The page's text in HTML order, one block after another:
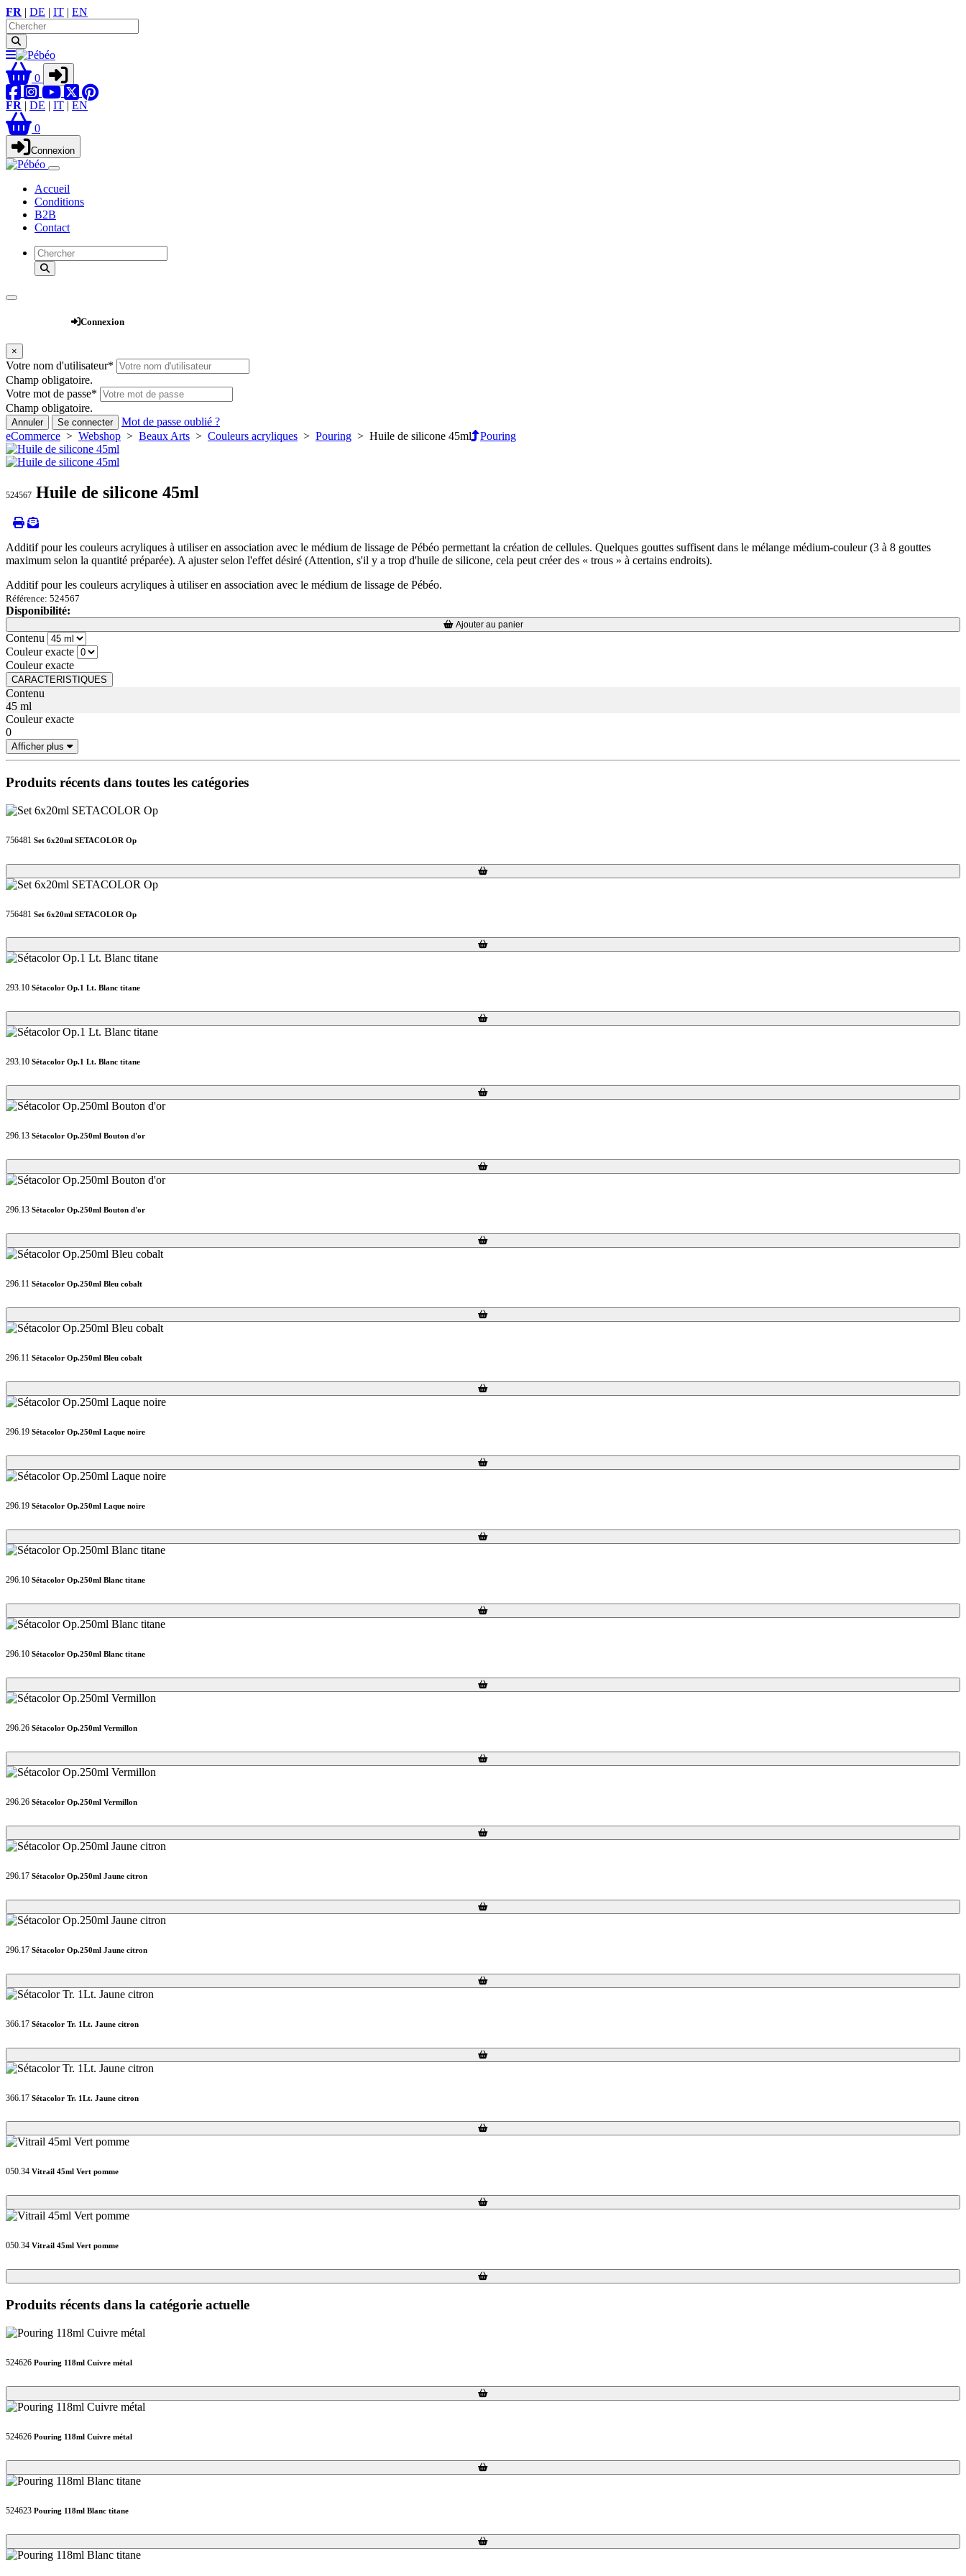
FR | DE | IT | EN
0
FR | DE | IT | EN
0
Connexion
Accueil
Conditions
B2B
Contact
Connexion
×
Votre nom d'utilisateur*
Champ obligatoire.
Votre mot de passe*
Champ obligatoire.
Annuler Se connecter
Mot de passe oublié ?
eCommerce > Webshop > Beaux Arts > Couleurs acryliques > Pouring > Huile de silicone 45ml Pouring
524567 Huile de silicone 45ml
Additif pour les couleurs acryliques à utiliser en association avec le médium de lissage de Pébéo permettant la création de cellules. Quelques gouttes suffisent dans le mélange médium-couleur (3 à 8 gouttes
maximum selon la quantité préparée). A ajuster selon l'effet désiré (Attention, s'il y a trop d'huile de silicone, cela peut créer des « trous » à certains endroits).
Additif pour les couleurs acryliques à utiliser en association avec le médium de lissage de Pébéo.
Référence: 524567
Disponibilité:
Loading...
Loading... Ajouter au panier
Contenu
Couleur exacte
Couleur exacte
CARACTERISTIQUES
Contenu
45 ml
Couleur exacte
0
Afficher plus
Produits récents dans toutes les catégories
756481 Set 6x20ml SETACOLOR Op
Loading...
Loading...
756481 Set 6x20ml SETACOLOR Op
Loading...
Loading...
293.10 Sétacolor Op.1 Lt. Blanc titane
Loading...
Loading...
293.10 Sétacolor Op.1 Lt. Blanc titane
Loading...
Loading...
296.13 Sétacolor Op.250ml Bouton d'or
Loading...
Loading...
296.13 Sétacolor Op.250ml Bouton d'or
Loading...
Loading...
296.11 Sétacolor Op.250ml Bleu cobalt
Loading...
Loading...
296.11 Sétacolor Op.250ml Bleu cobalt
Loading...
Loading...
296.19 Sétacolor Op.250ml Laque noire
Loading...
Loading...
296.19 Sétacolor Op.250ml Laque noire
Loading...
Loading...
296.10 Sétacolor Op.250ml Blanc titane
Loading...
Loading...
296.10 Sétacolor Op.250ml Blanc titane
Loading...
Loading...
296.26 Sétacolor Op.250ml Vermillon
Loading...
Loading...
296.26 Sétacolor Op.250ml Vermillon
Loading...
Loading...
296.17 Sétacolor Op.250ml Jaune citron
Loading...
Loading...
296.17 Sétacolor Op.250ml Jaune citron
Loading...
Loading...
366.17 Sétacolor Tr. 1Lt. Jaune citron
Loading...
Loading...
366.17 Sétacolor Tr. 1Lt. Jaune citron
Loading...
Loading...
050.34 Vitrail 45ml Vert pomme
Loading...
Loading...
050.34 Vitrail 45ml Vert pomme
Loading...
Loading...
Produits récents dans la catégorie actuelle
524626 Pouring 118ml Cuivre métal
Loading...
Loading...
524626 Pouring 118ml Cuivre métal
Loading...
Loading...
524623 Pouring 118ml Blanc titane
Loading...
Loading...